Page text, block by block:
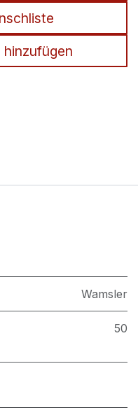
hinzufügen
Wamsler
50